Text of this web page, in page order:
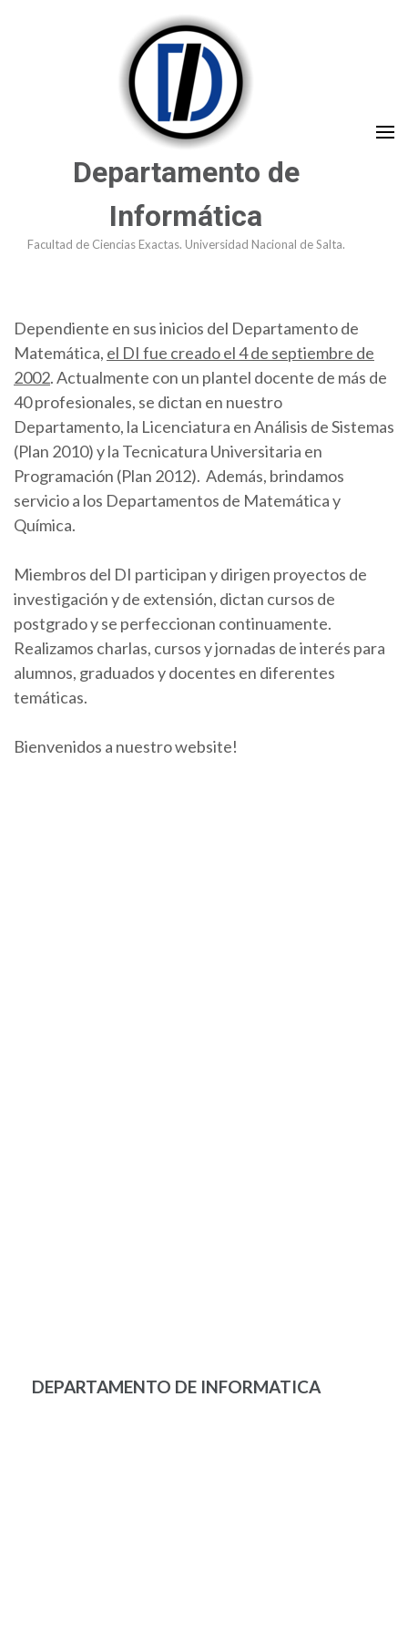
Departamento de
Informática
Facultad de Ciencias Exactas. Universidad Nacional de Salta.
Dependiente en sus inicios del Departamento de
Matemática, el DI fue creado el 4 de septiembre de
2002. Actualmente con un plantel docente de más de
40 profesionales, se dictan en nuestro
Departamento, la Licenciatura en Análisis de Sistemas
(Plan 2010) y la Tecnicatura Universitaria en
Programación (Plan 2012). Además, brindamos
servicio a los Departamentos de Matemática y
Química.
Miembros del DI participan y dirigen proyectos de
investigación y de extensión, dictan cursos de
postgrado y se perfeccionan continuamente.
Realizamos charlas, cursos y jornadas de interés para
alumnos, graduados y docentes en diferentes
temáticas.
Bienvenidos a nuestro website!
DEPARTAMENTO DE INFORMATICA